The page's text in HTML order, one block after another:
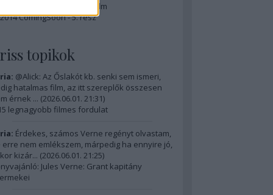
A 10 legjobb Matt Damon-film
2014 ComingSoon - 5. rész
topikok
@Alick: Az Őslakót kb. senki sem ismeri,
hatalmas film, az itt szereplők összesen
érnek ... (2026.06.01. 21:31)
legnagyobb filmes fordulat
Érdekes, számos Verne regényt olvastam,
erre nem emlékszem, márpedig ha ennyire jó,
kizár... (2026.06.01. 21:25)
Jules Verne: Grant kapitány